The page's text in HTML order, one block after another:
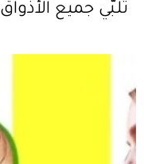
تلبّي جميع الأذواق